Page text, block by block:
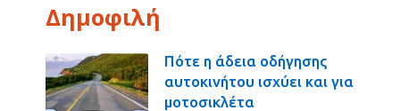
Δημοφιλή
Πότε η άδεια οδήγησης
αυτοκινήτου ισχύει και για
μοτοσικλέτα